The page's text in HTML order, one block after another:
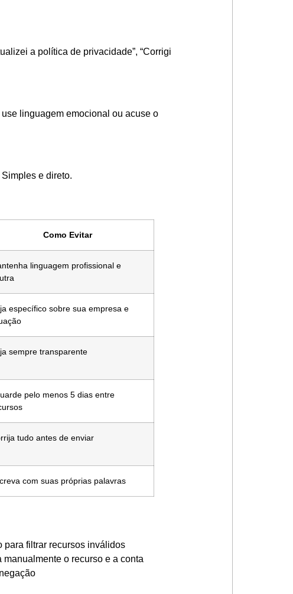
a política de privacidade”, “Corrigi
linguagem emocional ou acuse o
e direto.
Como Evitar
linguagem profissional e
específico sobre sua empresa e
sempre transparente
pelo menos 5 dias entre
tudo antes de enviar
com suas próprias palavras
para filtrar recursos inválidos
o recurso e a conta